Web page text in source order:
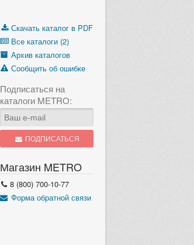
Скачать каталог в PDF
Все каталоги (2)
Архив каталогов
Сообщить об ошибке
Подписаться на
каталоги METRO:
ПОДПИСАТЬСЯ
Магазин METRO
8 (800) 700-10-77
Форма обратной связи